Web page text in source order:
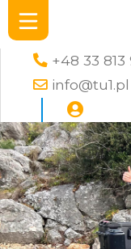
+48 33
info@tu1.pl